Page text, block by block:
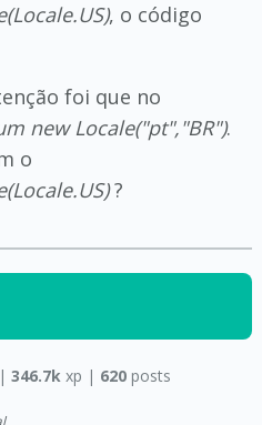
, o código
foi que no
new Locale("pt","BR").
o
?
| 346.7kxp | 620posts